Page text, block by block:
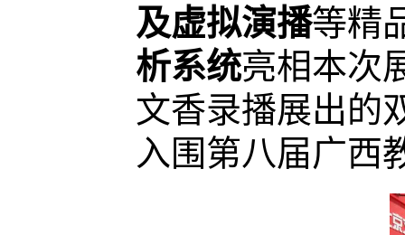
及虚拟演播等精
析系统亮相本次
文香录播展出的
入围第八届广西